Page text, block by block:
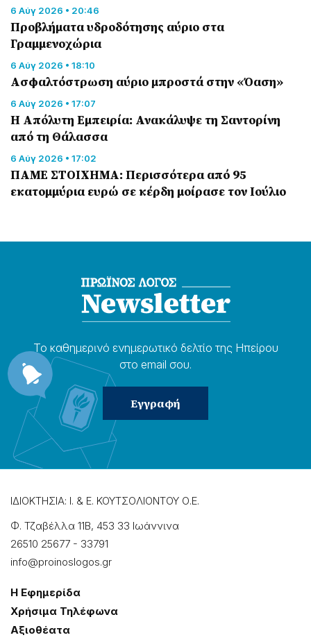
6 Αύγ 2026 • 20:46
Προβλήματα υδροδότησης αύριο στα
Γραμμενοχώρια
6 Αύγ 2026 • 18:10
Ασφαλτόστρωση αύριο μπροστά στην «Όαση»
6 Αύγ 2026 • 17:07
Η Απόλυτη Εμπειρία: Ανακάλυψε τη Σαντορίνη
από τη Θάλασσα
6 Αύγ 2026 • 17:02
ΠΑΜΕ ΣΤΟΙΧΗΜΑ: Περισσότερα από 95
εκατομμύρια ευρώ σε κέρδη μοίρασε τον Ιούλιο
Το καθημερɩνό ενημερωτɩκό δελτίο της Ηπείρου
στο email σου.
ΙΔΙΟΚΤΗΣΙΑ: Ι. & Ε. ΚΟΥΤΣΟΛΙΟΝΤΟΥ Ο.Ε.
Φ. Τζαβέλλα 11Β, 453 33 Ιωάννɩνα
26510 25677 - 33791
info@proinoslogos.gr
Η Εφημερίδα
Χρήσɩμα Τηλέφωνα
Αξɩοθέατα